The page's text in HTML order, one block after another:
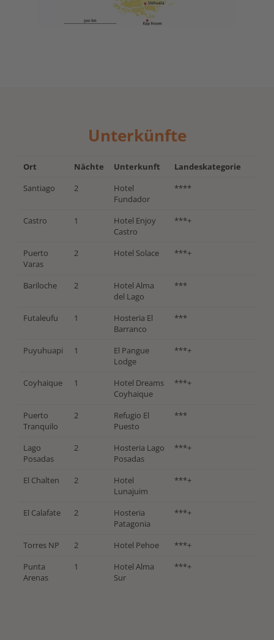
Unterkünfte
Ort Nächte Unterkunft
Landeskategorie
Santiago
2
Hotel
Fundador
****
Castro 1
Hotel Enjoy
Castro
***+
Puerto
Varas
2 Hotel Solace ***+
Bariloche 2
Hotel Alma
del Lago
***
Futaleufu 1
Hosteria El
Barranco
***
Puyuhuapi 1
El Pangue
Lodge
***+
Coyhaique 1
Hotel Dreams
Coyhaique
***+
Puerto
Tranquilo
2
Refugio El
Puesto
***
Lago
Posadas
2
Hosteria Lago
Posadas
***+
El Chalten 2
Hotel
Lunajuim
***+
El Calafate 2
Hosteria
Patagonia
***+
Torres NP 2 Hotel Pehoe
***+
Punta
Arenas
1
Hotel Alma
Sur
***+